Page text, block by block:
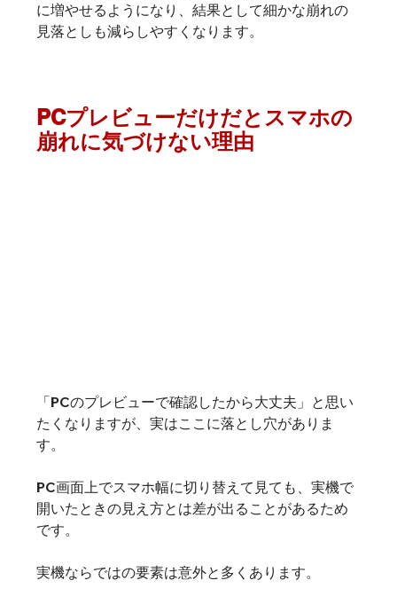
に増やせるようになり、結果として細かな崩れの
見落としも減らしやすくなります。
PCプレビューだけだとスマホの
崩れに気づけない理由
「PCのプレビューで確認したから大丈夫」と思い
たくなりますが、実はここに落とし穴がありま
す。
PC画面上でスマホ幅に切り替えて見ても、実機で
開いたときの見え方とは差が出ることがあるため
です。
実機ならではの要素は意外と多くあります。